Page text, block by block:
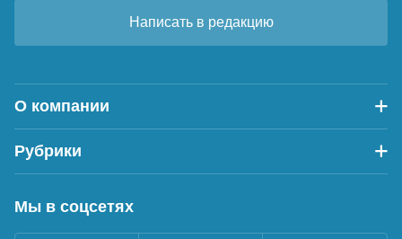
Написать в редакцию
О компании
Рубрики
Мы в соцсетях